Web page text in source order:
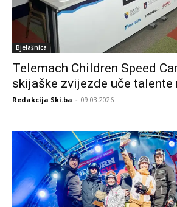
Bjelašnica
Telemach Children Speed
skijaške zvijezde uče talente
Redakcija Ski.ba - 09.03.2026